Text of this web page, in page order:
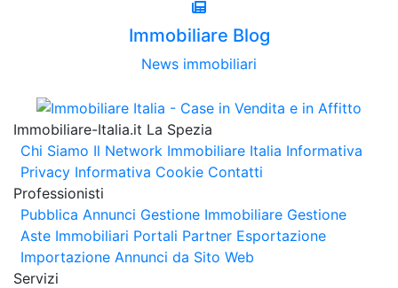
Immobiliare Blog
News immobiliari
Immobiliare-Italia.it La Spezia
Chi Siamo Il Network Immobiliare Italia Informativa
Privacy Informativa Cookie Contatti
Professionisti
Pubblica Annunci Gestione Immobiliare Gestione
Aste Immobiliari Portali Partner Esportazione
Importazione Annunci da Sito Web
Servizi